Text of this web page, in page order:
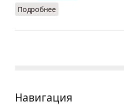
Подробнее
Навигация